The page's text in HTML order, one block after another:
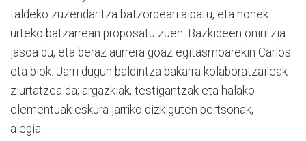
taldeko zuzendaritza batzordeari aipatu, eta honek
urteko batzarrean proposatu zuen. Bazkideen oniritzia
jasoa du, eta beraz aurrera goaz egitasmoarekin Carlos
eta biok. Jarri dugun baldintza bakarra kolaboratzaileak
ziurtatzea da; argazkiak, testigantzak eta halako
elementuak eskura jarriko dizkiguten pertsonak,
alegia.